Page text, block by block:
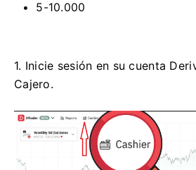
5-10.000
1. Inicie sesión en su cuenta
Cajero.